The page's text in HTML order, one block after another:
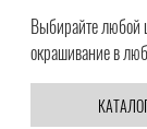
Выбирайте любой
окрашивание в